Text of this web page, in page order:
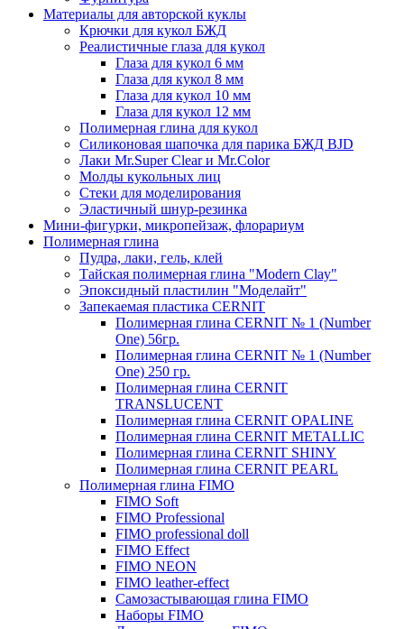
Материалы для авторской куклы
Крючки для кукол БЖД
Реалистичные глаза для кукол
Глаза для кукол 6 мм
Глаза для кукол 8 мм
Глаза для кукол 10 мм
Глаза для кукол 12 мм
Полимерная глина для кукол
Силиконовая шапочка для парика БЖД BJD
Лаки Mr.Super Clear и Mr.Color
Молды кукольных лиц
Стеки для моделирования
Эластичный шнур-резинка
Мини-фигурки, микропейзаж, флорариум
Полимерная глина
Пудра, лаки, гель, клей
Тайская полимерная глина "Modern Clay"
Эпоксидный пластилин "Моделайт"
Запекаемая пластика CERNIT
Полимерная глина CERNIT № 1 (Number
One) 56гр.
Полимерная глина CERNIT № 1 (Number
One) 250 гр.
Полимерная глина CERNIT
TRANSLUCENT
Полимерная глина CERNIT OPALINE
Полимерная глина CERNIT METALLIC
Полимерная глина CERNIT SHINY
Полимерная глина CERNIT PEARL
Полимерная глина FIMO
FIMO Soft
FIMO Professional
FIMO professional doll
FIMO Effect
FIMO NEON
FIMO leather-effect
Самозастывающая глина FIMO
Наборы FIMO